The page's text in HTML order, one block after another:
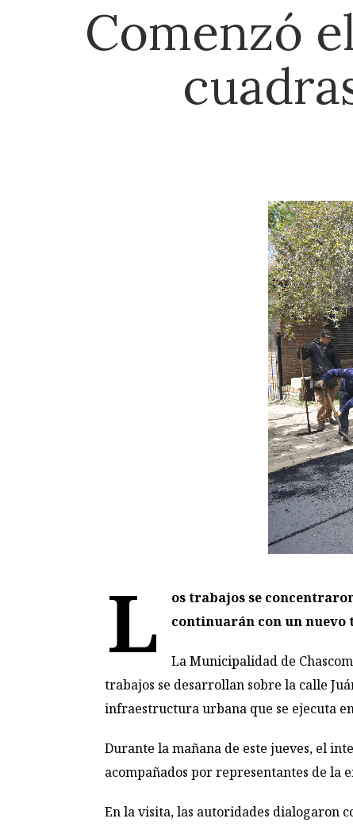
Comenzó
L
os trabajos se
continuarán con un nuevo
La Municipalidad de
trabajos se desarrollan sobre la calle
infraestructura urbana que se ejecuta
Durante la mañana de este jueves, el
acompañados por representantes de la
En la visita, las autoridades dialogaron